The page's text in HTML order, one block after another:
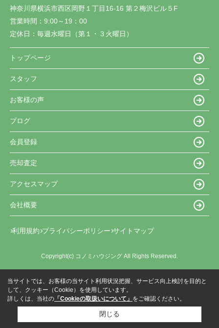
神奈川県横浜市西区岡野１丁目16-16 第２梅沢ビル５F
営業時間： 9:00～19：00
定休日： 毎週水曜日（第１・３火曜日）
トップページ
スタッフ
お客様の声
ブログ
会員登録
売却査定
アクセスマップ
会社概要
利用規約 プライバシーポリシー サイトマップ
Copyright(c) コノミハウジング All Rights Reserved.
当サイトでは、お客様の当サイト利用状況把握、サービス向上検討を目的と
して、クッキー（Cookie）を使用しています。
詳しくは、当社の 「Cookieの取扱いについて」 をご確認ください。
閉じる